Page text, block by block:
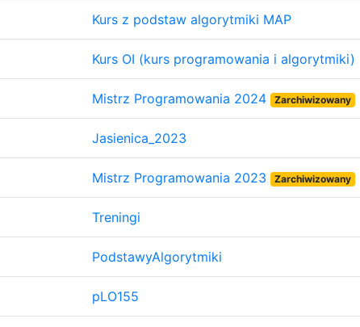
Kurs z podstaw algorytmiki MAP
Kurs OI (kurs programowania i algorytmiki)
Mistrz Programowania 2024 Zarchiwizowany
Jasienica_2023
Mistrz Programowania 2023 Zarchiwizowany
Treningi
PodstawyAlgorytmiki
pLO155